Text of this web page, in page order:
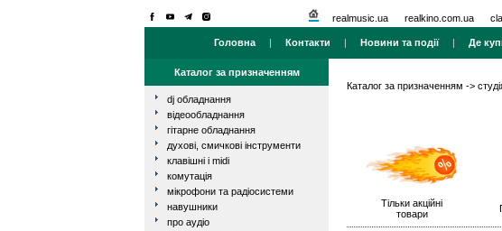
realmusic.ua realkino.com.ua
Головна | Контакти | Новини та події| Де
Каталог за призначенням
dj обладнання
відеообладнання
гітарне обладнання
духові, смичкові інструменти
клавішні і midi
комутація
мікрофони та радіосистеми
навушники
про аудіо
Каталог за призначенням ->
Тільки акційні
товари